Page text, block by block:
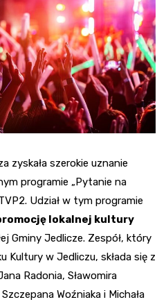
zyskała szerokie uznanie
programie „Pytanie na
Udział w tym programie
lokalnej kultury
Gminy Jedlicze. Zespół, który
Kultury w Jedliczu, składa się z
Radonia, Sławomira
Woźniaka i Michała